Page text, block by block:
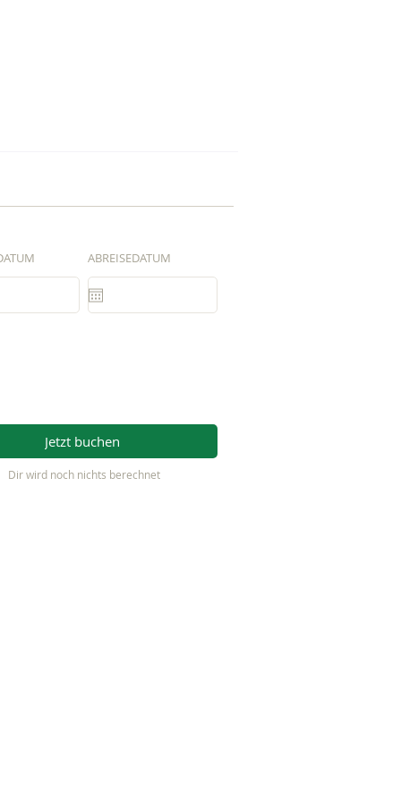
ABREISEDATUM
Jetzt buchen
Dir wird noch nichts berechnet